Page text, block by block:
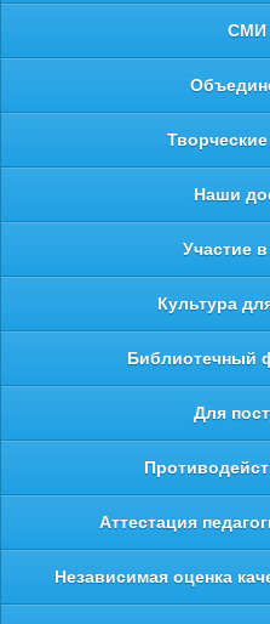
СМИ
Наши
Участие
Культура
Библиотечный
Для
Аттестация
Независимая оценка